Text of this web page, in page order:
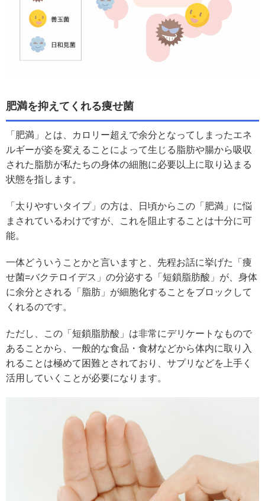
肥満を抑えてくれる痩せ菌
「肥満」とは、カロリー超えで余分となってしまったエネ
ルギーが姿を変えることによって生じる脂肪や腸から吸収
された脂肪が私たちの身体の細胞に必要以上に取り込まる
状態を指します。
「太りやすいタイプ」の方は、日頃からこの「肥満」に悩
まされているわけですが、これを阻止することは十分に可
能。
一体どういうことかと言いますと、先程お話に挙げた「痩
せ菌=バクテロイデス」の分泌する「短鎖脂肪酸」が、身体
に余分とされる「脂肪」が細胞化することをブロックして
くれるのです。
ただし、この「短鎖脂肪酸」は非常にデリケートなもので
あることから、一般的な食品・食材などから体内に取り入
れることは極めて困難とされており、サプリなどを上手く
活用していくことが必要になります。